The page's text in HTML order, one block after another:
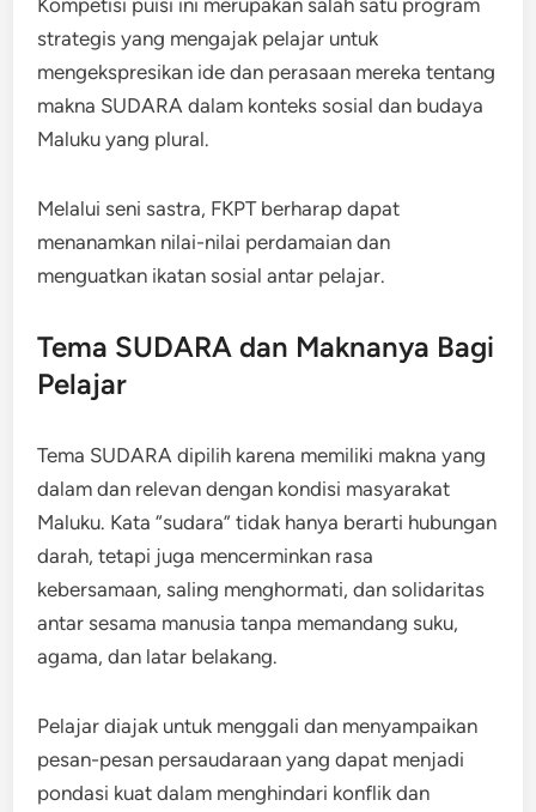
strategis yang mengajak pelajar untuk
mengekspresikan ide dan perasaan mereka tentang
makna SUDARA dalam konteks sosial dan budaya
Maluku yang plural.
Melalui seni sastra, FKPT berharap dapat
menanamkan nilai-nilai perdamaian dan
menguatkan ikatan sosial antar pelajar.
Tema SUDARA dan Maknanya Bagi
Pelajar
Tema SUDARA dipilih karena memiliki makna yang
dalam dan relevan dengan kondisi masyarakat
Maluku. Kata “sudara” tidak hanya berarti hubungan
darah, tetapi juga mencerminkan rasa
kebersamaan, saling menghormati, dan solidaritas
antar sesama manusia tanpa memandang suku,
agama, dan latar belakang.
Pelajar diajak untuk menggali dan menyampaikan
pesan-pesan persaudaraan yang dapat menjadi
pondasi kuat dalam menghindari konflik dan